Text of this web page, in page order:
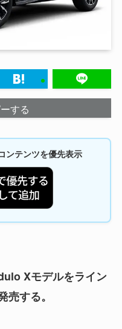
する
ンテンツを優先表示
Xモデルをライン
する。